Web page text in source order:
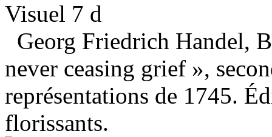
Visuel 7 d
Georg Friedrich Handel,
never ceasing grief »,
représentations de 1745.
florissants.